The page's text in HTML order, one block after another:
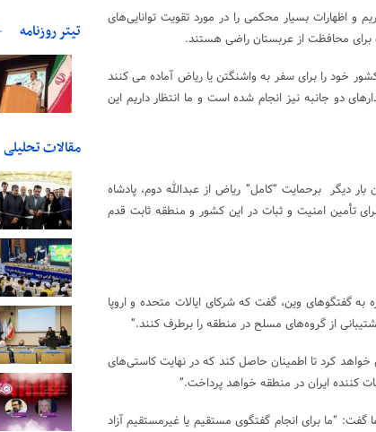
و اظهارات بسیار محکمی را در مورد تقویت توانایی‌های
برای محافظت از عربستان راضی هستند.
خود را برای سفر به واشنگتن یا ریاض آماده می کنند
دو جانبه نیز انجام شده است و ما انتظار داریم این
دیگر برحمایت “کامل” ریاض از عبدالله دوم، پادشاه
تأمین امنیت و ثبات در این کشور و منطقه ثابت قدم
گفتگوهای وین، گفت که شرکای ایالات متحده و اروپا
از گروه‌های مسلح در منطقه را برطرف کنند.”
کرد تا اطمینان حاصل کند که در نهایت کاستی‌های
کننده ایران در منطقه خواهد پرداخت.”
گفت: “ما برای انجام گفتگوی مستقیم یا غیرمستقیم آزاد
تیتر روزنامه
مقالات تحلیلی